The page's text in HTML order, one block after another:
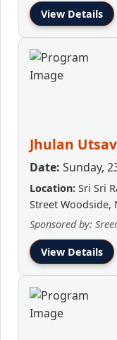
View Details
Jhulan Utsav
Date: Sunday,
Location: Sri Sri
Street Woodside,
Sponsored by:
View Details